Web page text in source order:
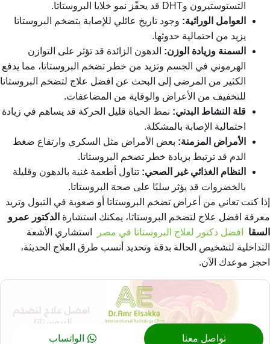
التستوستيرون وDHT قد يحفّز نمو خلايا البروستاتا.
العوامل الوراثية: وجود تاريخ عائلي للإصابة بتضخم البروستاتا
يزيد من احتمالية حدوثها.
السمنة وزيادة الوزن: الدهون الزائدة قد تؤثر على التوازن
الهرموني في الجسم وتزيد من خطر تضخم البروستاتا، مما يدفع
الكثير من المرضى إلى البحث عن افضل علاج لتضخم البروستاتا
للتخفيف من الأعراض والوقاية من المضاعفات.
قلة النشاط البدني: نمط الحياة قليل الحركة قد يساهم في زيادة
احتمالية الإصابة بالمشكلة.
الأمراض المزمنة: بعض الأمراض مثل السكري وارتفاع ضغط
الدم قد ترتبط بزيادة خطر تضخم البروستاتا.
النظام الغذائي غير الصحي: تناول أطعمة غنية بالدهون وقليلة
بالخضروات قد يؤثر سلبًا على صحة البروستاتا.
إذا كنت تعاني من أعراض تضخم البروستاتا أو صعوبة في التبول وتريد
معرفة افضل علاج لتضخم البروستاتا، يمكنك استشارة الدكتور عمرو
السقا
افضل دكتور لعلاج البروستاتا في مصر
استشاري الأشعة
التداخلية لتشخيص الحالة بدقة وتحديد أنسب طرق العلاج الحديثة،
احجز موعدك الآن.
تواصل معنا الواتساب